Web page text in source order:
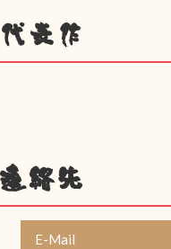
代表作
連絡先
E-Mail